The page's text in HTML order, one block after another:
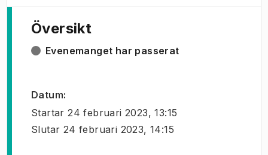
Översikt
Evenemanget har passerat
Datum:
Startar 24 februari 2023, 13:15
Slutar 24 februari 2023, 14:15